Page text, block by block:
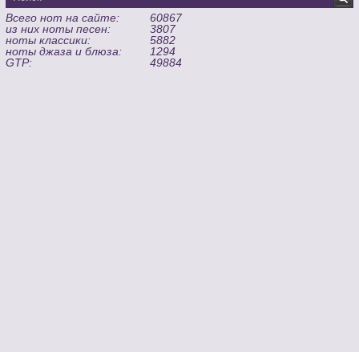
Всего нот на сайте:
60867
из них ноты песен:
3807
ноты классики:
5882
ноты джаза и блюза:
1294
GTP:
49884